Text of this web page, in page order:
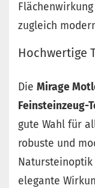
zugleich
Hochwertige
Die Mirage
Feinsteinzeug-
gute Wahl für
robuste und
elegante